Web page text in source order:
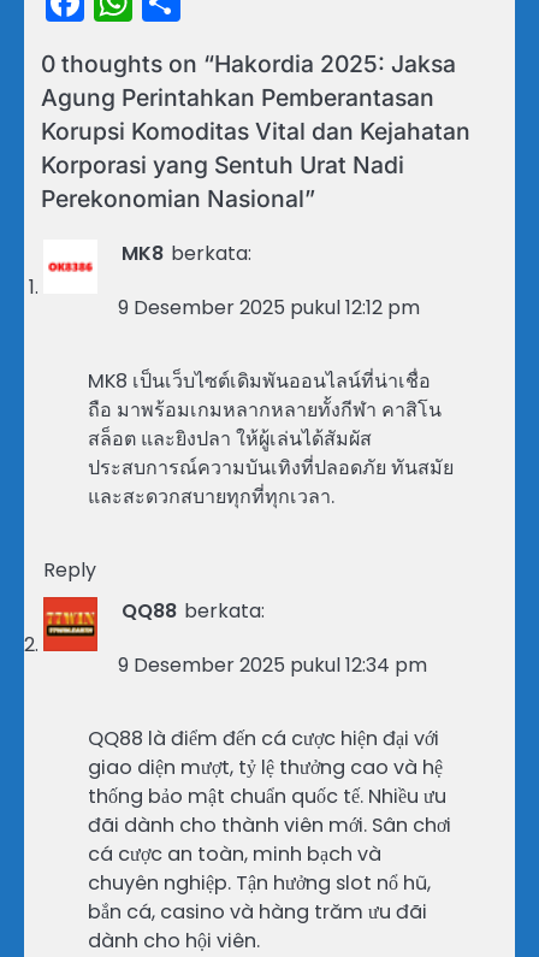
0 thoughts on “Hakordia 2025: Jaksa
Agung Perintahkan Pemberantasan
Korupsi Komoditas Vital dan Kejahatan
Korporasi yang Sentuh Urat Nadi
Perekonomian Nasional”
MK8 berkata:
9 Desember 2025 pukul 12:12 pm
MK8 เป็นเว็บไซต์เดิมพันออนไลน์ที่น่าเชื่อ
ถือ มาพร้อมเกมหลากหลายทั้งกีฬา คาสิโน
สล็อต และยิงปลา ให้ผู้เล่นได้สัมผัส
ประสบการณ์ความบันเทิงที่ปลอดภัย ทันสมัย
และสะดวกสบายทุกที่ทุกเวลา.
Reply
QQ88 berkata:
9 Desember 2025 pukul 12:34 pm
QQ88 là điểm đến cá cược hiện đại với
giao diện mượt, tỷ lệ thưởng cao và hệ
thống bảo mật chuẩn quốc tế. Nhiều ưu
đãi dành cho thành viên mới. Sân chơi
cá cược an toàn, minh bạch và
chuyên nghiệp. Tận hưởng slot nổ hũ,
bắn cá, casino và hàng trăm ưu đãi
dành cho hội viên.